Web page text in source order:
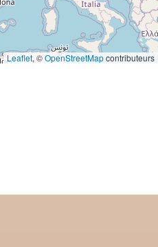
Leaflet, ©OpenStreetMapcontributeurs